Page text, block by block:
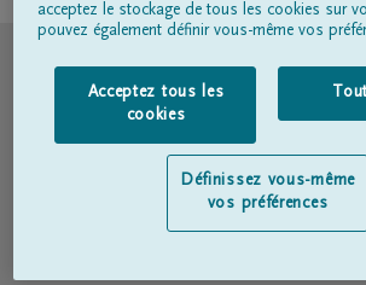
Conditions d'utilisation
Déclaration relative à la vie
Déclaration d’accessibilité
acceptez le stockage de tous les cookies sur
pouvez également définir vous-même vos
Acceptez tous les
cookies
Définissez vous-même
vos préférences